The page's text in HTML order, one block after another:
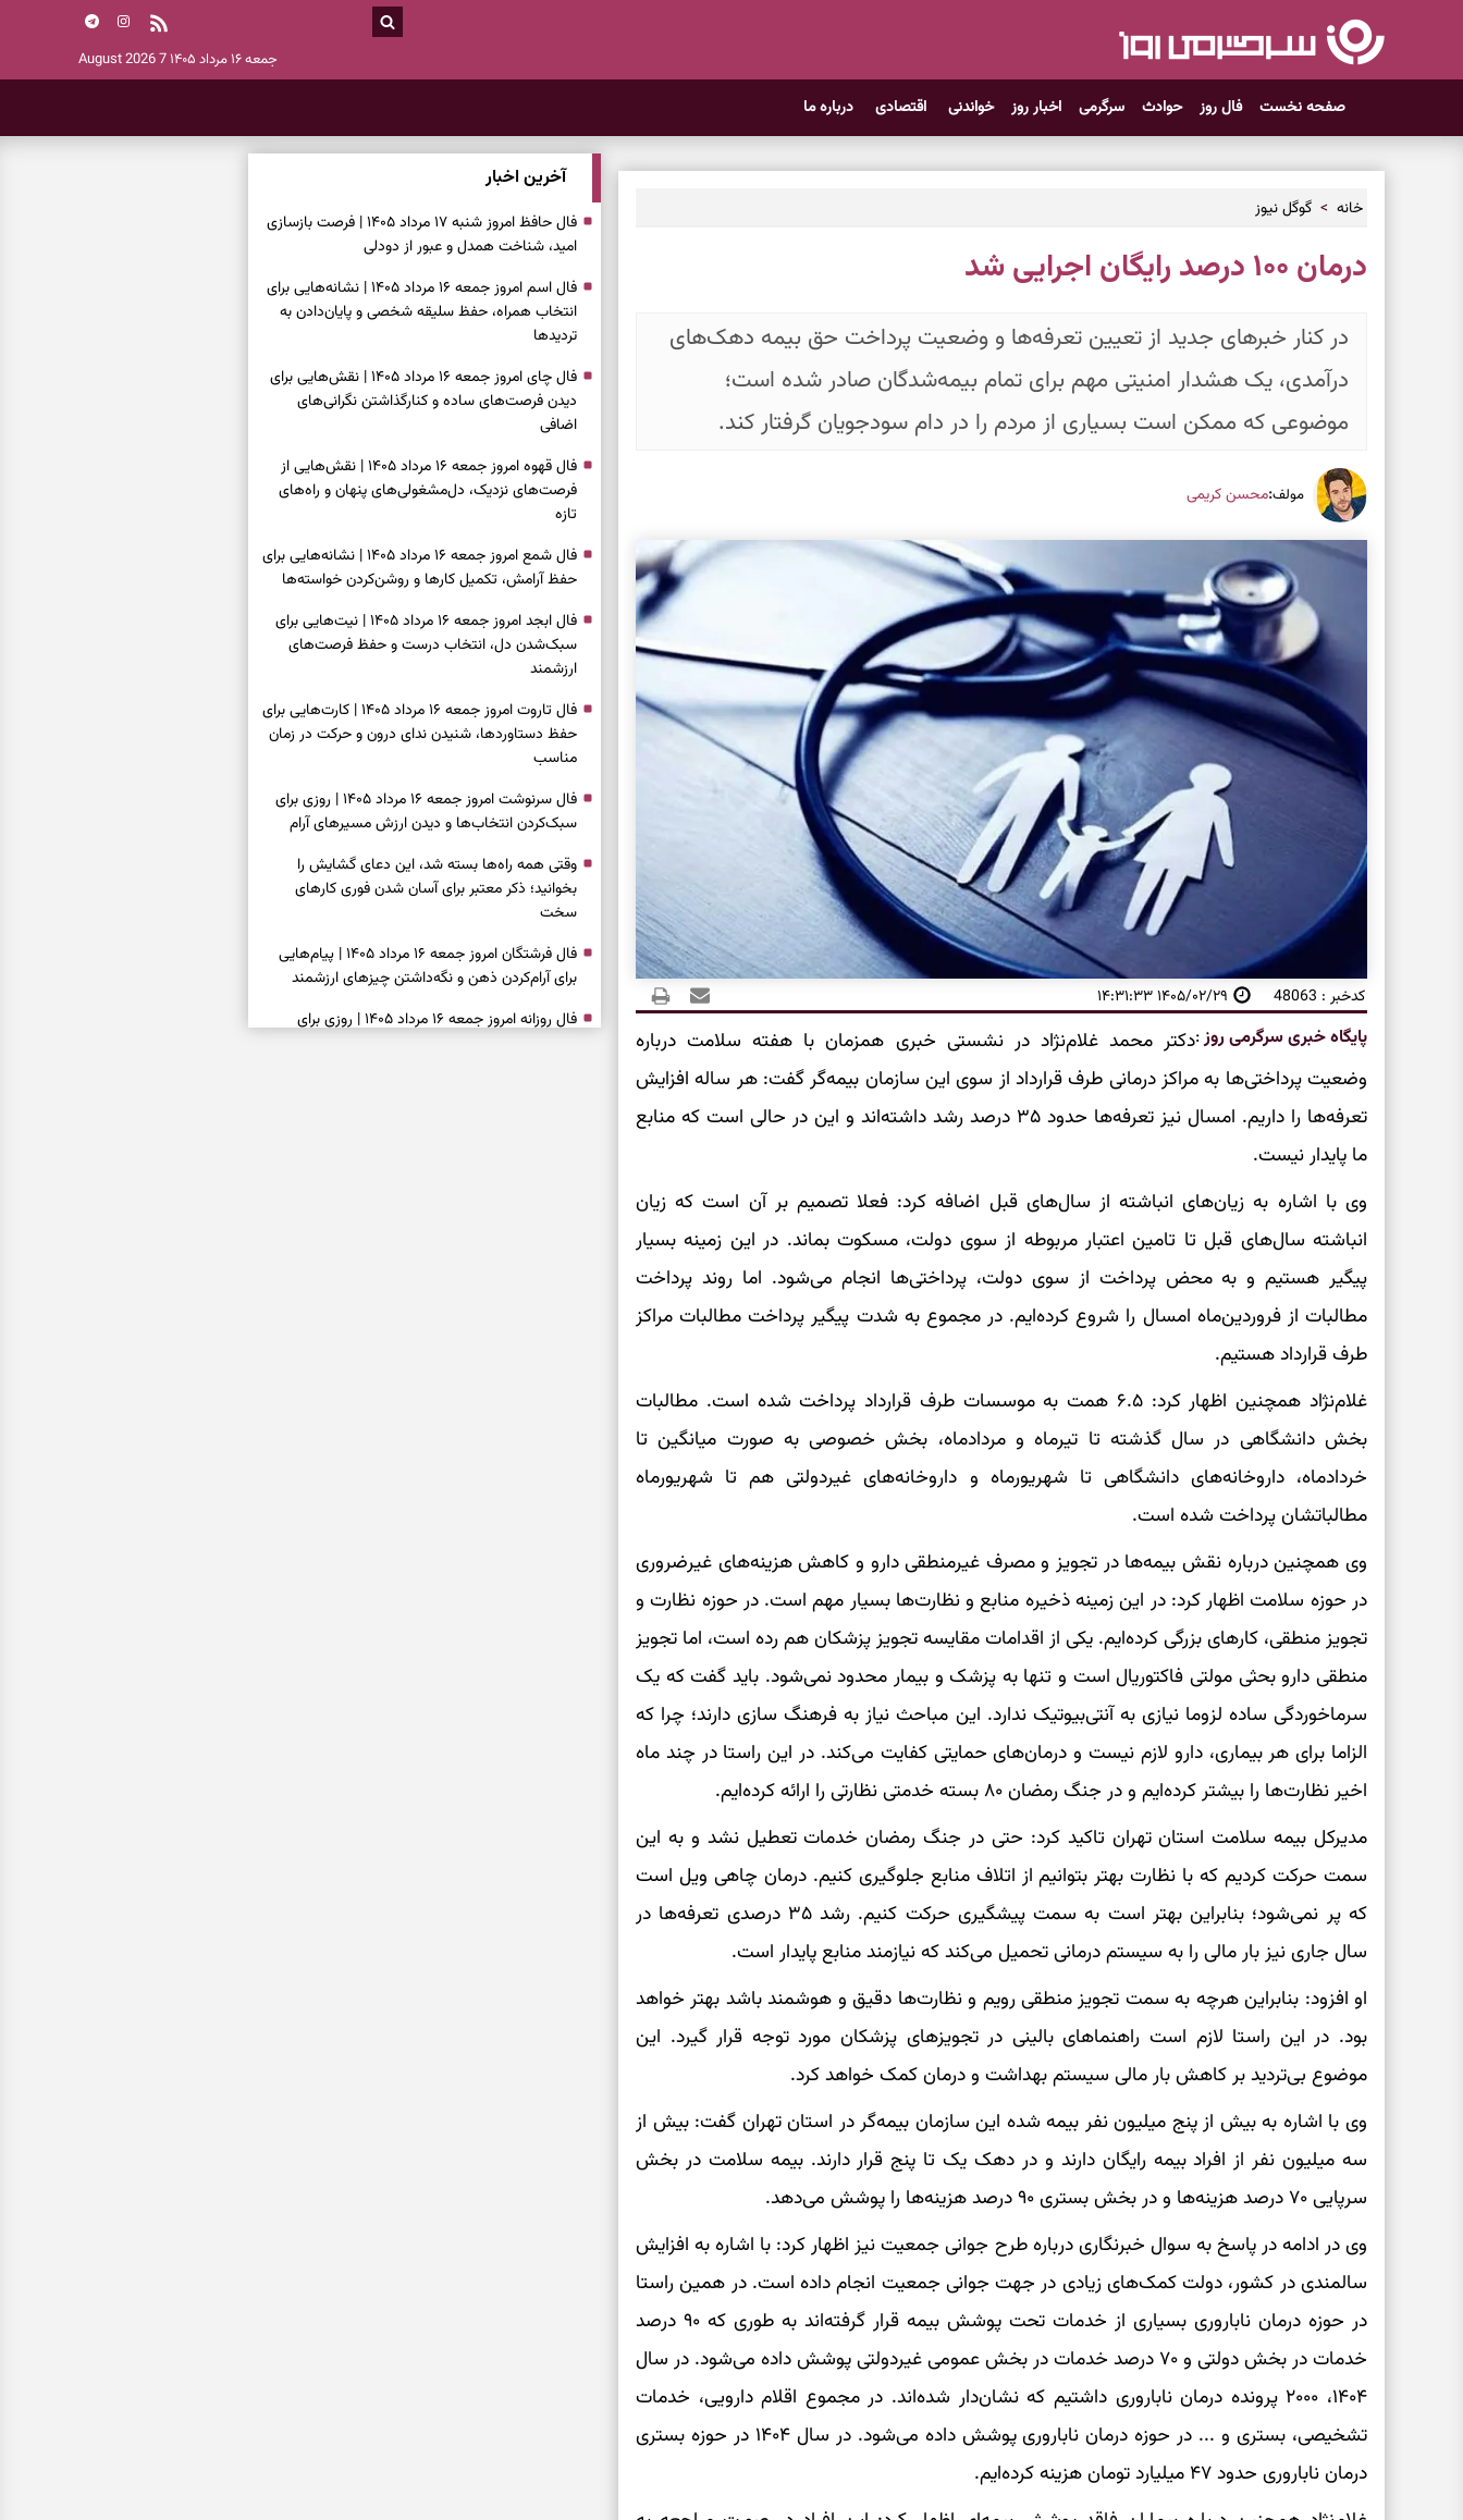
جمعه ۱۶ مرداد ۱۴۰۵ 7 August 2026
صفحه نخست فال روز حوادث سرگرمی اخبار روز خواندنی اقتصادی درباره ما
خانه گوگل نیوز
درمان ۱۰۰ درصد رایگان اجرایی شد
در کنار خبر‌های جدید از تعیین تعرفه‌ها و وضعیت پرداخت حق بیمه دهک‌های
درآمدی، یک هشدار امنیتی مهم برای تمام بیمه‌شدگان صادر شده است؛
موضوعی که ممکن است بسیاری از مردم را در دام سودجویان گرفتار کند.
مولف:محسن کریمی
کدخبر : 48063 ۱۴۰۵/۰۲/۲۹ ۱۴:۳۱:۳۳
پایگاه خبری سرگرمی روز:دکتر محمد غلام‌نژاد در نشستی خبری همزمان با هفته سلامت درباره
وضعیت پرداختی‌ها به مراکز درمانی طرف قرارداد از سوی این سازمان بیمه‌گر گفت: هر ساله افزایش
تعرفه‌ها را داریم. امسال نیز تعرفه‌ها حدود ۳۵ درصد رشد داشته‌اند و این در حالی است که منابع
ما پایدار نیست.
وی با اشاره به زیان‌های انباشته از سال‌های قبل اضافه کرد: فعلا تصمیم بر آن است که زیان
انباشته سال‌های قبل تا تامین اعتبار مربوطه از سوی دولت، مسکوت بماند. در این زمینه بسیار
پیگیر هستیم و به محض پرداخت از سوی دولت، پرداختی‌ها انجام می‌شود. اما روند پرداخت
مطالبات از فروردین‌ماه امسال را شروع کرده‌ایم. در مجموع به شدت پیگیر پرداخت مطالبات مراکز
طرف قرارداد هستیم.
غلام‌نژاد همچنین اظهار کرد: ۶.۵ همت به موسسات طرف قرارداد پرداخت شده است. مطالبات
بخش دانشگاهی در سال گذشته تا تیرماه و مردادماه، بخش خصوصی به صورت میانگین تا
خردادماه، داروخانه‌های دانشگاهی تا شهریورماه و داروخانه‌های غیردولتی هم تا شهریورماه
مطالباتشان پرداخت شده است.
وی همچنین درباره نقش بیمه‌ها در تجویز و مصرف غیرمنطقی دارو و کاهش هزینه‌های غیرضروری
در حوزه سلامت اظهار کرد: در این زمینه ذخیره منابع و نظارت‌ها بسیار مهم است. در حوزه نظارت و
تجویز منطقی، کار‌های بزرگی کرده‌ایم. یکی از اقدامات مقایسه تجویز پزشکان هم رده است، اما تجویز
منطقی دارو بحثی مولتی فاکتوریال است و تنها به پزشک و بیمار محدود نمی‌شود. باید گفت که یک
سرماخوردگی ساده لزوما نیازی به آنتی‌بیوتیک ندارد. این مباحث نیاز به فرهنگ سازی دارند؛ چرا که
الزاما برای هر بیماری، دارو لازم نیست و درمان‌های حمایتی کفایت می‌کند. در این راستا در چند ماه
اخیر نظارت‌ها را بیشتر کرده‌ایم و در جنگ رمضان ۸۰ بسته خدمتی نظارتی را ارائه کرده‌ایم.
مدیرکل بیمه سلامت استان تهران تاکید کرد: حتی در جنگ رمضان خدمات تعطیل نشد و به این
سمت حرکت کردیم که با نظارت بهتر بتوانیم از اتلاف منابع جلوگیری کنیم. درمان چاهی ویل است
که پر نمی‌شود؛ بنابراین بهتر است به سمت پیشگیری حرکت کنیم. رشد ۳۵ درصدی تعرفه‌ها در
سال جاری نیز بار مالی را به سیستم درمانی تحمیل می‌کند که نیازمند منابع پایدار است.
او افزود: بنابراین هرچه به سمت تجویز منطقی رویم و نظارت‌ها دقیق و هوشمند باشد بهتر خواهد
بود. در این راستا لازم است راهنما‌های بالینی در تجویز‌های پزشکان مورد توجه قرار گیرد. این
موضوع بی‌تردید بر کاهش بار مالی سیستم بهداشت و درمان کمک خواهد کرد.
وی با اشاره به بیش از پنج میلیون نفر بیمه شده این سازمان بیمه‌گر در استان تهران گفت: بیش از
سه میلیون نفر از افراد بیمه رایگان دارند و در دهک یک تا پنج قرار دارند. بیمه سلامت در بخش
سرپایی ۷۰ درصد هزینه‌ها و در بخش بستری ۹۰ درصد هزینه‌ها را پوشش می‌دهد.
وی در ادامه در پاسخ به سوال خبرنگاری درباره طرح جوانی جمعیت نیز اظهار کرد: با اشاره به افزایش
سالمندی در کشور، دولت کمک‌های زیادی در جهت جوانی جمعیت انجام داده است. در همین راستا
در حوزه درمان ناباروری بسیاری از خدمات تحت پوشش بیمه قرار گرفته‌اند به طوری که ۹۰ درصد
خدمات در بخش دولتی و ۷۰ درصد خدمات در بخش عمومی غیردولتی پوشش داده می‌شود. در سال
۱۴۰۴، ۲۰۰۰ پرونده درمان ناباروری داشتیم که نشان‌دار شده‌اند. در مجموع اقلام دارویی، خدمات
تشخیصی، بستری و ... در حوزه درمان ناباروری پوشش داده می‌شود. در سال ۱۴۰۴ در حوزه بستری
درمان ناباروری حدود ۴۷ میلیارد تومان هزینه کرده‌ایم.
آخرین اخبار
فال حافظ امروز شنبه ۱۷ مرداد ۱۴۰۵ | فرصت بازسازی
امید، شناخت همدل و عبور از دودلی
فال اسم امروز جمعه ۱۶ مرداد ۱۴۰۵ | نشانه‌هایی برای
انتخاب همراه، حفظ سلیقه شخصی و پایان‌دادن به
تردیدها
فال چای امروز جمعه ۱۶ مرداد ۱۴۰۵ | نقش‌هایی برای
دیدن فرصت‌های ساده و کنارگذاشتن نگرانی‌های
اضافی
فال قهوه امروز جمعه ۱۶ مرداد ۱۴۰۵ | نقش‌هایی از
فرصت‌های نزدیک، دل‌مشغولی‌های پنهان و راه‌های
تازه
فال شمع امروز جمعه ۱۶ مرداد ۱۴۰۵ | نشانه‌هایی برای
حفظ آرامش، تکمیل کارها و روشن‌کردن خواسته‌ها
فال ابجد امروز جمعه ۱۶ مرداد ۱۴۰۵ | نیت‌هایی برای
سبک‌شدن دل، انتخاب درست و حفظ فرصت‌های
ارزشمند
فال تاروت امروز جمعه ۱۶ مرداد ۱۴۰۵ | کارت‌هایی برای
حفظ دستاوردها، شنیدن ندای درون و حرکت در زمان
مناسب
فال سرنوشت امروز جمعه ۱۶ مرداد ۱۴۰۵ | روزی برای
سبک‌کردن انتخاب‌ها و دیدن ارزش مسیرهای آرام
وقتی همه راه‌ها بسته شد، این دعای گشایش را
بخوانید؛ ذکر معتبر برای آسان شدن فوری کارهای
سخت
فال فرشتگان امروز جمعه ۱۶ مرداد ۱۴۰۵ | پیام‌هایی
برای آرام‌کردن ذهن و نگه‌داشتن چیزهای ارزشمند
فال روزانه امروز جمعه ۱۶ مرداد ۱۴۰۵ | روزی برای